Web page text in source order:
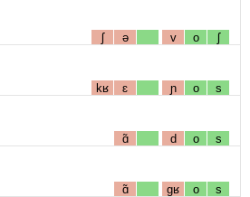
ʃ ə v o ʃ
kʁ ɛ ɲ o s
ɑ̃ d o s
ɑ̃ gʁ o s